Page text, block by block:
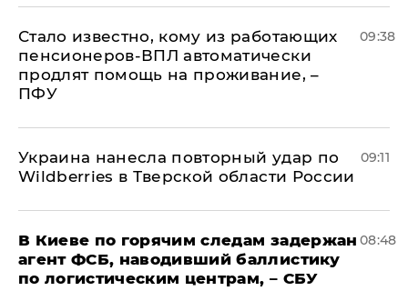
Стало известно, кому из работающих
пенсионеров-ВПЛ автоматически
продлят помощь на проживание, –
ПФУ
09:38
Украина нанесла повторный удар по
Wildberries в Тверской области России
09:11
В Киеве по горячим следам задержан
агент ФСБ, наводивший баллистику
по логистическим центрам, – СБУ
08:48